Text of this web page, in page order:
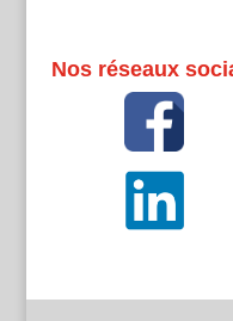
Nos réseaux